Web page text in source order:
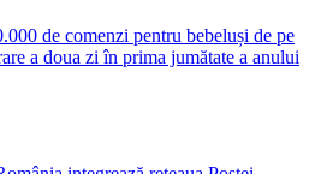
de comenzi pentru bebeluși de pe
a doua zi în prima jumătate a anului